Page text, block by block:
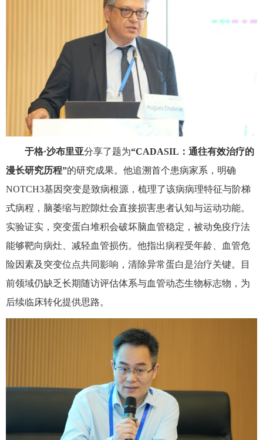
于格·沙布里亚分享了题为“CADASIL ：通往有效治疗的
漫长研究历程”的研究成果。他追溯首个患病家系，明确
NOTCH3基因突变是致病根源，梳理了该病病理特征与阶梯
式病程，脑萎缩与腔隙灶会直接损害患者认知与运动功能。
实验证实，突变蛋白堆积会破坏脑血管稳定，被动免疫疗法
能够靶向病灶、减轻血管损伤。他指出病程受年龄、血管危
险因素及突变位点共同影响，清除异常蛋白是治疗关键。目
前领域仍缺乏长期随访评估体系与血管动态生物标志物，为
后续临床转化提供思路。